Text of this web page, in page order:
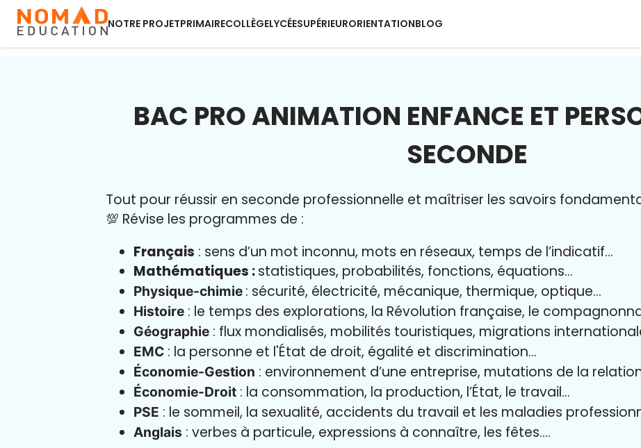
NOTRE PROJETPRIMAIRECOLLÈGELYCÉESUPÉRIEURORIENTATIONBLOG
BAC PRO ANIMATION ENFANCE ET
SECONDE
Tout pour réussir en seconde professionnelle et maîtriser les savoirs
💯 Révise les programmes de :
Français : sens d’un mot inconnu, mots en réseaux, temps de l’indicatif…
Mathématiques :statistiques, probabilités, fonctions, équations…
Physique-chimie : sécurité, électricité, mécanique, thermique, optique…
Histoire : le temps des explorations, la Révolution française, le
Géographie : flux mondialisés, mobilités touristiques, migrations
EMC : la personne et l'État de droit, égalité et discrimination…
Économie-Gestion : environnement d’une entreprise, mutations de la
Économie-Droit : la consommation, la production, l’État, le travail…
PSE : le sommeil, la sexualité, accidents du travail et les maladies
Anglais : verbes à particule, expressions à connaître, les fêtes….